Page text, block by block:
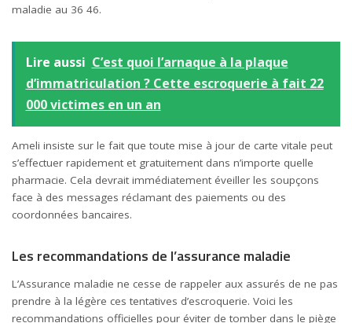
maladie au 36 46.
Lire aussi C’est quoi l’arnaque à la plaque
d’immatriculation ? Cette escroquerie à fait 22
000 victimes en un an
Ameli insiste sur le fait que toute mise à jour de carte vitale peut
s’effectuer rapidement et gratuitement dans n’importe quelle
pharmacie. Cela devrait immédiatement éveiller les soupçons
face à des messages réclamant des paiements ou des
coordonnées bancaires.
Les recommandations de l’assurance maladie
L’Assurance maladie ne cesse de rappeler aux assurés de ne pas
prendre à la légère ces tentatives d’escroquerie. Voici les
recommandations officielles pour éviter de tomber dans le piège